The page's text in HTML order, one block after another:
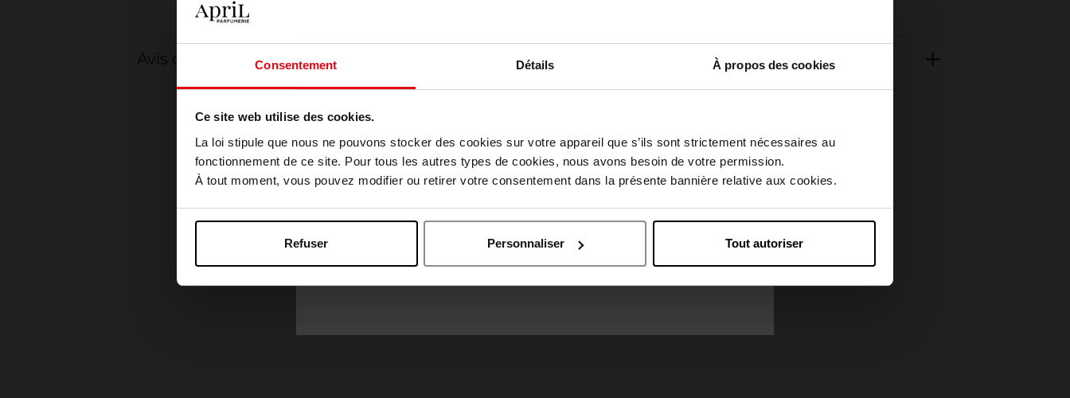
Consentement Détails À propos des cookies
Ce site web utilise des cookies.
La loi stipule que nous ne pouvons stocker des cookies sur votre appareil que s’ils sont strictement nécessaires au
fonctionnement de ce site. Pour tous les autres types de cookies, nous avons besoin de votre permission.
À tout moment, vous pouvez modifier ou retirer votre consentement dans la présente bannière relative aux cookies.
Refuser Personnaliser Tout autoriser
Avis client
Oublié quelque chose ?
Choisissez votre pays